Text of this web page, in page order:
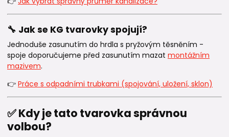
🔧 Jak se KG tvarovky spojují?
Jednoduše zasunutím do hrdla s pryžovým těsněním -
spoje doporučujeme před zasunutím mazat montážním
mazivem.
👉 Práce s odpadními trubkami (spojování, uložení, sklon)
✅ Kdy je tato tvarovka správnou
volbou?